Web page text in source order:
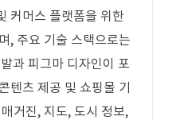
커머스 플랫폼을 위한
, 주요 기술 스택으로는
과 피그마 디자인이 포
텐츠 제공 및 쇼핑몰 기
거진, 지도, 도시 정보,